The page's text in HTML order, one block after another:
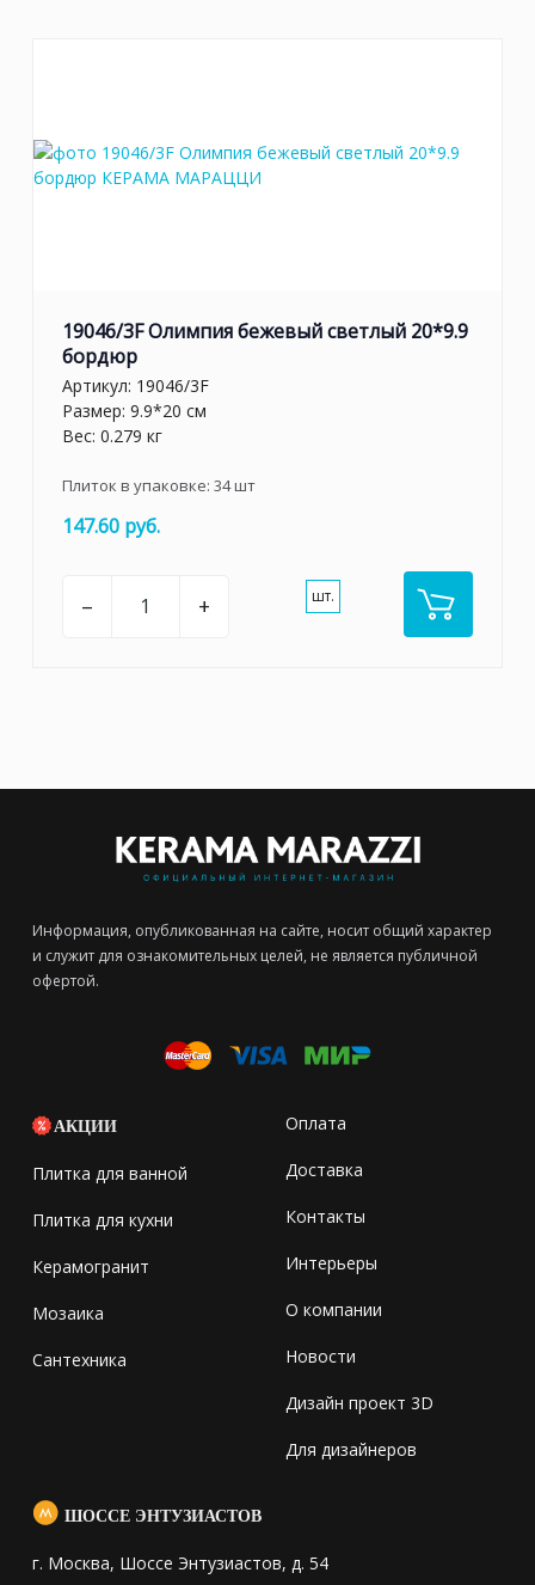
19046/3F Олимпия бежевый светлый 20*9.9
бордюр
Артикул: 19046/3F
Размер: 9.9*20 см
Вес: 0.279 кг
Плиток в упаковке: 34шт
147.60 руб.
– + шт.
Информация, опубликованная на сайте, носит общий характер
и служит для ознакомительных целей, не является публичной
офертой.
АКЦИИ
Плитка для ванной
Плитка для кухни
Керамогранит
Мозаика
Сантехника
Оплата
Доставка
Контакты
Интерьеры
О компании
Новости
Дизайн проект 3D
Для дизайнеров
ШОССЕ ЭНТУЗИАСТОВ
г. Москва, Шоссе Энтузиастов, д. 54